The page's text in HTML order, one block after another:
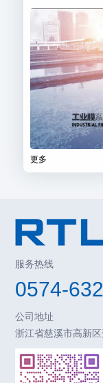
更多
服务热线
0574-
公司地址
浙江省慈溪市高新